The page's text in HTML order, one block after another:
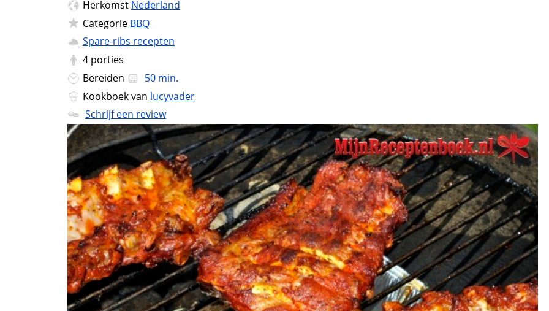
Herkomst Nederland
Categorie BBQ
Spare-ribs recepten
4 porties
Bereiden
50 min.
Kookboek van lucyvader
Schrijf een review